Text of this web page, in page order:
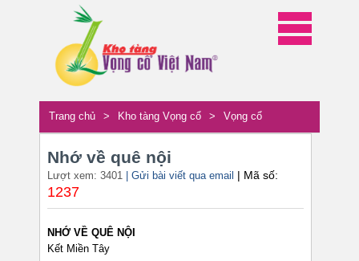
Trang chủ > Kho tàng Vọng cổ > Vọng cổ
Nhớ về quê nội
Lượt xem: 3401 | Gửi bài viết qua email | Mã số:
1237
NHỚ VỀ QUÊ NỘI
Kết Miền Tây